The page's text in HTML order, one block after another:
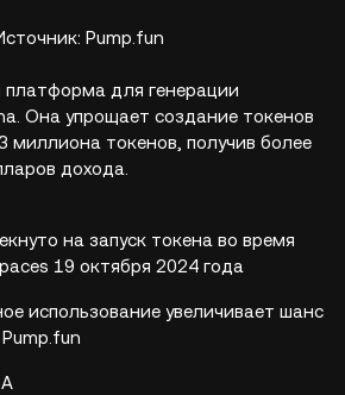
Pump.fun
для генерации
Она упрощает создание токенов
миллиона токенов, получив более
дохода.
на запуск токена во время
19 октября 2024 года
использование увеличивает шанс